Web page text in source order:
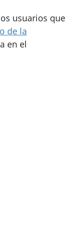
usuarios que
de la
en el